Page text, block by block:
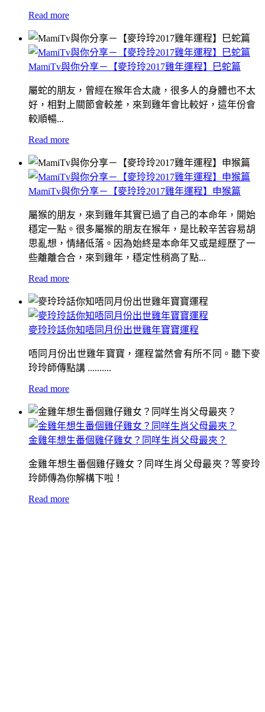
Read more
MamiTv與你分享－【麥玲玲2017雞年運程】巳蛇篇
屬蛇的朋友，曾經在猴年合太歲，很多人的身體也不太
好，相對上關節會較差，來到雞年會比較好，這年份會
較順暢...
Read more
MamiTv與你分享－【麥玲玲2017雞年運程】申猴篇
屬猴的朋友，來到雞年其實已過了自己的本命年，開始
穩定一點。很多屬猴的朋友在猴年，是比較辛苦容易胡
思亂想，情緒低落。因為始終是本命年又或是經歷了一
些離離合合，來到雞年，穩定性稍高了點...
Read more
麥玲玲話你知唔同月份出世雞年寶寶運程
唔同月份出世雞年寶寶，運程當然會有所不同。聽下麥
玲玲師傳點講 ..........
Read more
金雞年想生番個雞仔雞女？同咩生肖父母最夾？
金雞年想生番個雞仔雞女？同咩生肖父母最夾？等麥玲
玲師傳為你解構下啦！
Read more